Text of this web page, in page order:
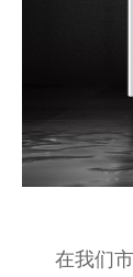
在我们市